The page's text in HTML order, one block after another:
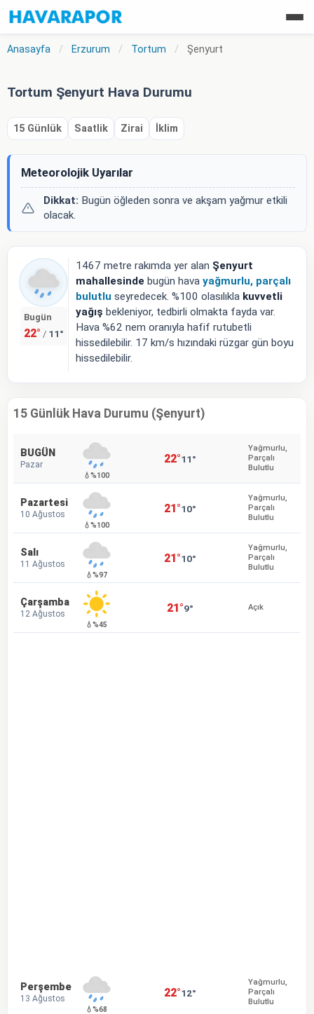
Anasayfa / Erzurum / Tortum / Şenyurt
Tortum Şenyurt Hava Durumu
15 Günlük Saatlik Zirai İklim
Meteorolojik Uyarılar
Dikkat: Bugün öğleden sonra ve akşam yağmur etkili
olacak.
Bugün
22° / 11°
1467 metre rakımda yer alan Şenyurt
mahallesinde bugün hava yağmurlu, parçalı
bulutlu seyredecek. %100 olasılıkla kuvvetli
yağış bekleniyor, tedbirli olmakta fayda var.
Hava %62 nem oranıyla hafif rutubetli
hissedilebilir. 17 km/s hızındaki rüzgar gün boyu
hissedilebilir.
15 Günlük Hava Durumu (Şenyurt)
BUGÜN
Pazar
💧%100
22°11°
Yağmurlu,
Parçalı
Bulutlu
Pazartesi
10 Ağustos
💧%100
21°10°
Yağmurlu,
Parçalı
Bulutlu
Salı
11 Ağustos
💧%97
21°10°
Yağmurlu,
Parçalı
Bulutlu
Çarşamba
12 Ağustos
💧%45
21°9° Açık
Perşembe
13 Ağustos
💧%68
22°12°
Yağmurlu,
Parçalı
Bulutlu